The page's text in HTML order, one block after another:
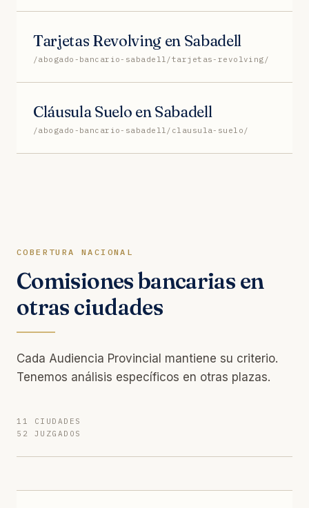
Tarjetas Revolving en Sabadell
/abogado-bancario-sabadell/tarjetas-revolving/
Cláusula Suelo en Sabadell
/abogado-bancario-sabadell/clausula-suelo/
COBERTURA NACIONAL
Comisiones bancarias en
otras ciudades
Cada Audiencia Provincial mantiene su criterio.
Tenemos análisis específicos en otras plazas.
11 CIUDADES
52 JUZGADOS